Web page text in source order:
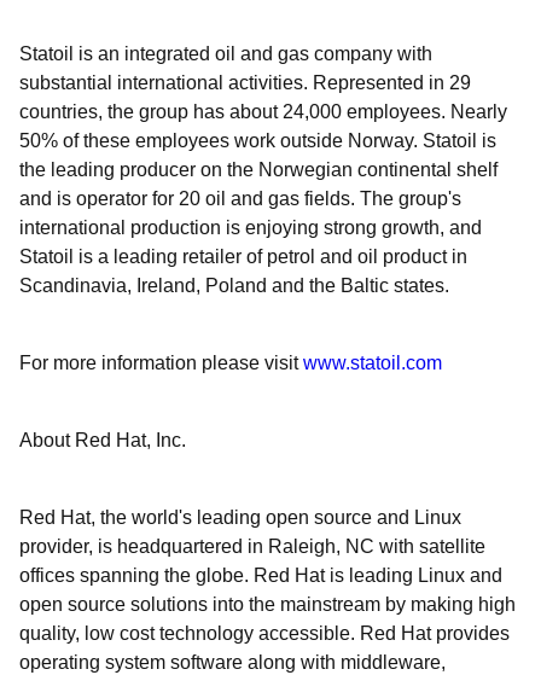
Statoil is an integrated oil and gas company with
substantial international activities. Represented in 29
countries, the group has about 24,000 employees. Nearly
50% of these employees work outside Norway. Statoil is
the leading producer on the Norwegian continental shelf
and is operator for 20 oil and gas fields. The group's
international production is enjoying strong growth, and
Statoil is a leading retailer of petrol and oil product in
Scandinavia, Ireland, Poland and the Baltic states.
For more information please visitwww.statoil.com
About Red Hat, Inc.
Red Hat, the world's leading open source and Linux
provider, is headquartered in Raleigh, NC with satellite
offices spanning the globe. Red Hat is leading Linux and
open source solutions into the mainstream by making high
quality, low cost technology accessible. Red Hat provides
operating system software along with middleware,